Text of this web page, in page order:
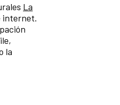
La
internet.
la